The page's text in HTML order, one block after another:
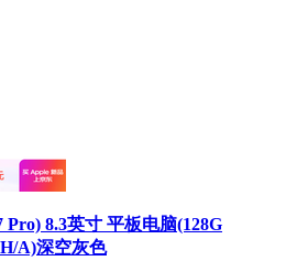
8.3英寸 平板电脑(128G
A)深空灰色